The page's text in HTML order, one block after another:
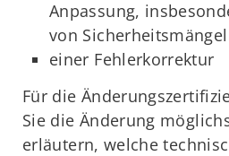
Anpassung,
von
einer Fehlerkorrektur
Für die
Sie die Änderung
erläutern, welche